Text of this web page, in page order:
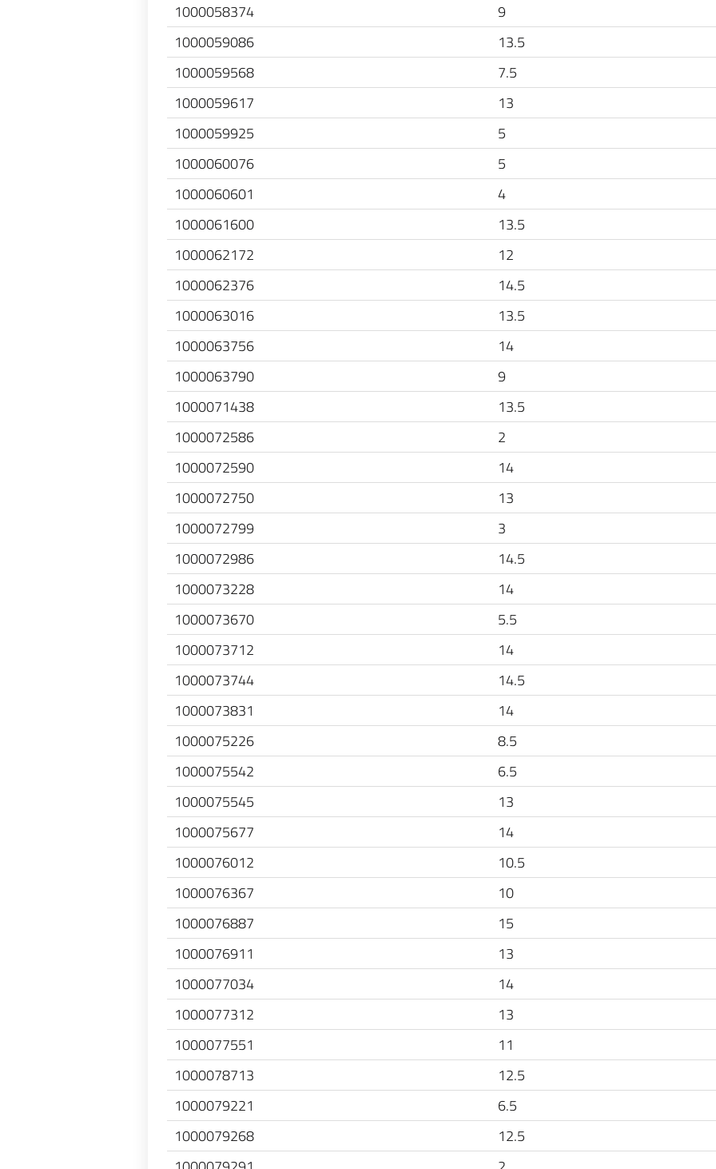
1000058374
9
1000059086
13.5
1000059568
7.5
1000059617
13
1000059925
5
1000060076
5
1000060601
4
1000061600
13.5
1000062172
12
1000062376
14.5
1000063016
13.5
1000063756
14
1000063790
9
1000071438
13.5
1000072586
2
1000072590
14
1000072750
13
1000072799
3
1000072986
14.5
1000073228
14
1000073670
5.5
1000073712
14
1000073744
14.5
1000073831
14
1000075226
8.5
1000075542
6.5
1000075545
13
1000075677
14
1000076012
10.5
1000076367
10
1000076887
15
1000076911
13
1000077034
14
1000077312
13
1000077551
11
1000078713
12.5
1000079221
6.5
1000079268
12.5